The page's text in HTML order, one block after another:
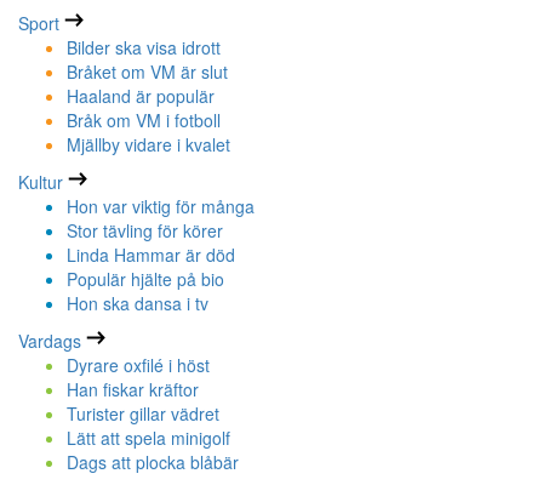
Sport
Bilder ska visa idrott
Bråket om VM är slut
Haaland är populär
Bråk om VM i fotboll
Mjällby vidare i kvalet
Kultur
Hon var viktig för många
Stor tävling för körer
Linda Hammar är död
Populär hjälte på bio
Hon ska dansa i tv
Vardags
Dyrare oxfilé i höst
Han fiskar kräftor
Turister gillar vädret
Lätt att spela minigolf
Dags att plocka blåbär